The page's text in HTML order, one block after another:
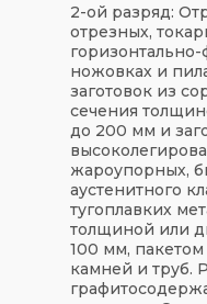
2-ой разряд:
отрезных,
ножовках и
заготовок из
сечения
до 200 мм и
жароупорных,
аустенитного
тугоплавких
толщиной или
100 мм,
камней и труб.